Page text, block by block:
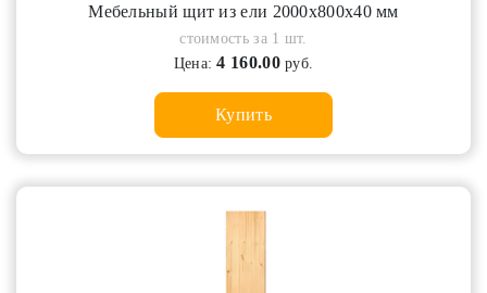
Мебельный щит из ели 2000х800х40 мм
стоимость за 1 шт.
Цена:4 160.00руб.
Купить